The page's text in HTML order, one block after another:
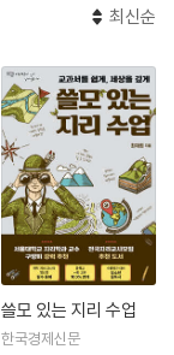
최신순
쓸모 있는 지리 수업
한국경제신문